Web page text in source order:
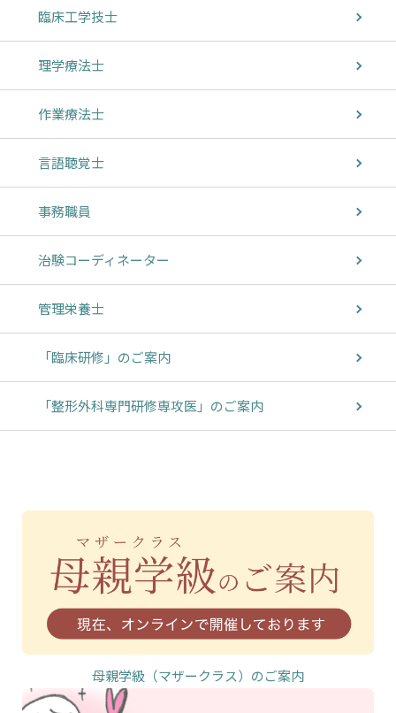
臨床工学技士
理学療法士
作業療法士
言語聴覚士
事務職員
治験コーディネーター
管理栄養士
「臨床研修」のご案内
「整形外科専門研修専攻医」のご案内
母親学級（マザークラス）のご案内